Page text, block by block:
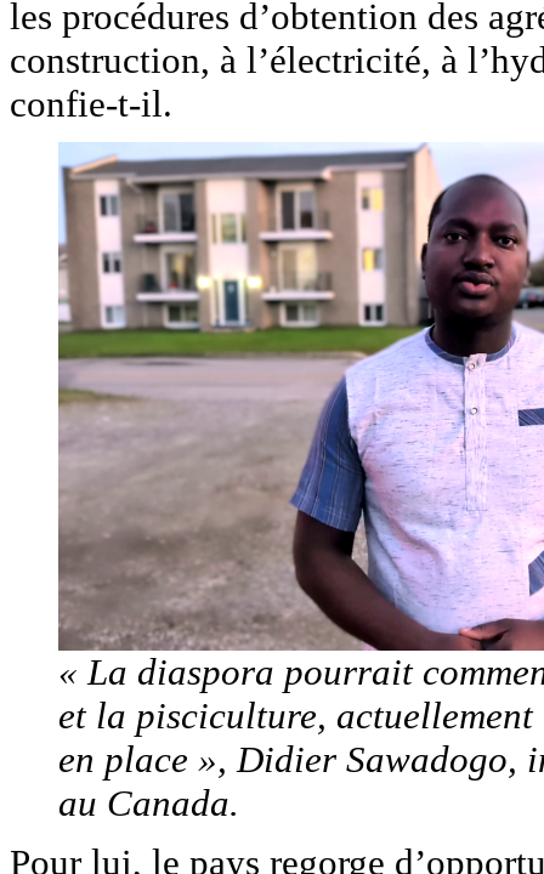
les procédures d’obtention des
construction, à l’électricité, à
confie-t-il.
« La diaspora pourrait
et la pisciculture, actuellement
en place », Didier Sawadogo,
au Canada.
Pour lui, le pays regorge